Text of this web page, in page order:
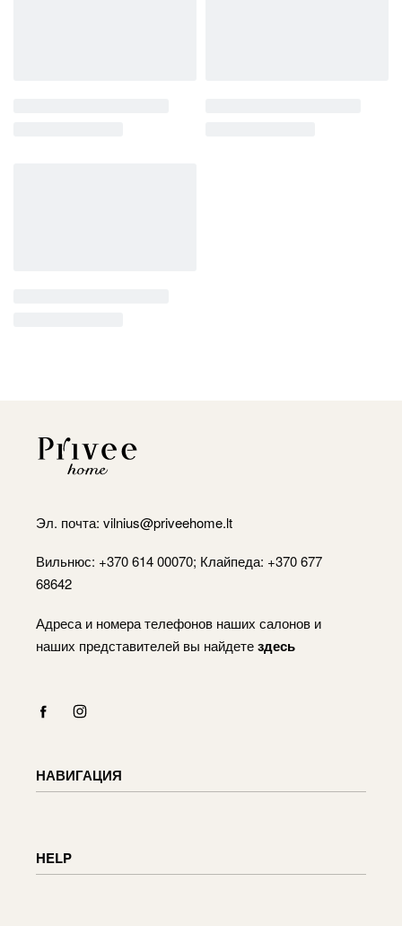
Эл. почта: vilnius@priveehome.lt
Вильнюс: +370 614 00070; Клайпеда: +370 677
68642
Адреса и номера телефонов наших салонов и
наших представителей вы найдетездесь
НАВИГАЦИЯ
Корзина
HELP